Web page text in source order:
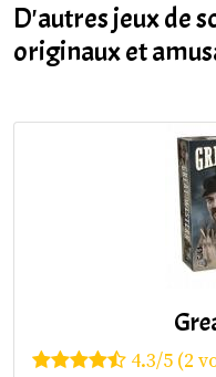
D'autres jeux de
originaux et
4.3/5 (2